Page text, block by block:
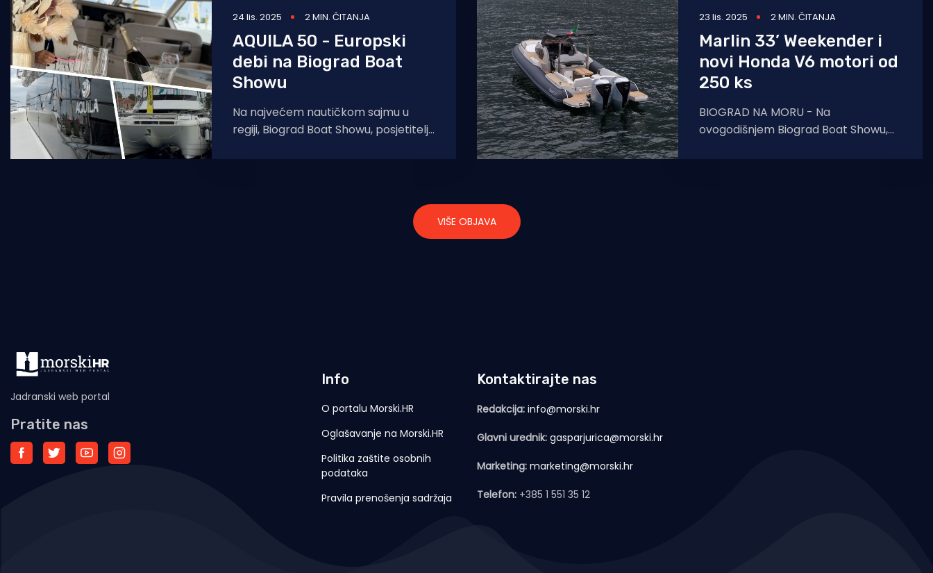
24 lis. 2025 2 MIN. ČITANJA
AQUILA 50 - Europski
debi na Biograd Boat
Showu
Na najvećem nautičkom sajmu u
regiji, Biograd Boat Showu, posjetitelji
luksuzni motorni katamaran Aquila
23 lis. 2025 2 MIN. ČITANJA
Marlin 33’ Weekender i
novi Honda V6 motori od
250 ks
BIOGRAD NA MORU - Na
ovogodišnjem Biograd Boat Showu,
listopada, domaća publika imat će
VIŠE OBJAVA
Jadranski web portal
Pratite nas
Info
O portalu Morski.HR
Oglašavanje na Morski.HR
Politika zaštite osobnih
podataka
Pravila prenošenja sadržaja
Kontaktirajte nas
Redakcija: info@morski.hr
Glavni urednik: gasparjurica@morski.hr
Marketing: marketing@morski.hr
Telefon: +385 1 551 35 12